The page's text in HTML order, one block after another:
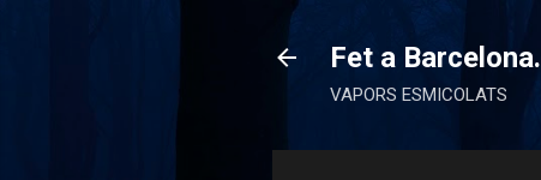
Fet a Barcelona.
VAPORS ESMICOLATS